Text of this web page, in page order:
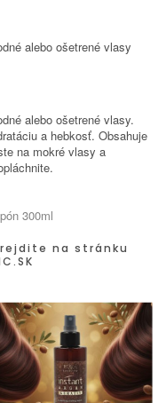
alebo ošetrené vlasy
alebo ošetrené vlasy.
a hebkosť. Obsahuje
na mokré vlasy a
300ml
na stránku